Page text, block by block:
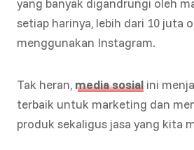
yang banyak digandrungi oleh
setiap harinya, lebih dari 10 juta
menggunakan Instagram.
Tak heran, media sosial ini
terbaik untuk marketing dan
produk sekaligus jasa yang kita